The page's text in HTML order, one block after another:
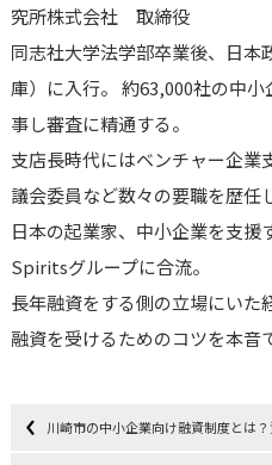
究所株式会社 取締役
同志社大学法学部卒業後、日本
庫）に入行。 約63,000社の中
事し審査に精通する。
支店長時代にはベンチャー企業
議会委員など数々の要職を歴任
日本の起業家、中小企業を支援
Spiritsグループに合流。
長年融資をする側の立場にいた
融資を受けるためのコツを本音
川崎市の中小企業向け融資制度とは